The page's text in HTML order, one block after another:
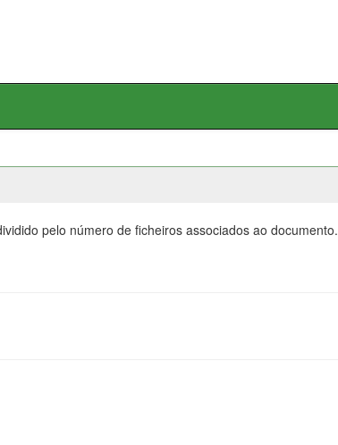
pelo número de ficheiros associados ao documento.